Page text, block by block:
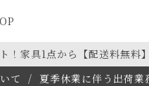
！家具1点から【配送料無料】
て / 夏季休業に伴う出荷